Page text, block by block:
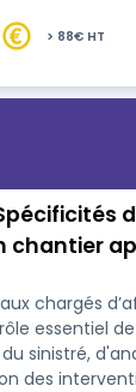
de
Ils doivent
des risques
toute sécurité.
CMR et
> 88€ HT
chantier
en
essentiel de
sinistré,
des